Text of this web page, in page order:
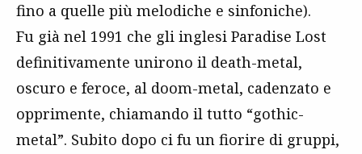
fino a quelle più melodiche e sinfoniche).
Fu già nel 1991 che gli inglesi Paradise Lost
definitivamente unirono il death-metal,
oscuro e feroce, al doom-metal, cadenzato e
opprimente, chiamando il tutto “gothic-
metal”. Subito dopo ci fu un fiorire di gruppi,